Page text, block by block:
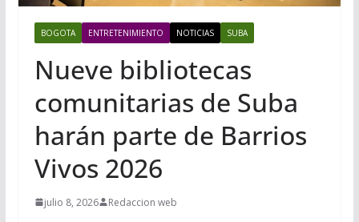
BOGOTA ENTRETENIMIENTO NOTICIAS SUBA
Nueve bibliotecas
comunitarias de Suba
harán parte de Barrios
Vivos 2026
julio 8, 2026 Redaccion web